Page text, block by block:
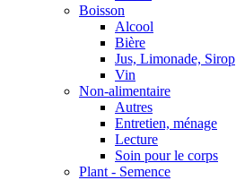
Boisson
Alcool
Bière
Jus, Limonade, Sirop
Vin
Non-alimentaire
Autres
Entretien, ménage
Lecture
Soin pour le corps
Plant - Semence